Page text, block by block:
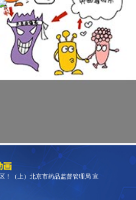
！（上）北京市药品监督管理局 宣